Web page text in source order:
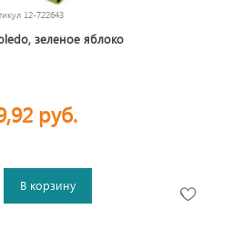
12-722643
зеленое яблоко
руб.
В корзину